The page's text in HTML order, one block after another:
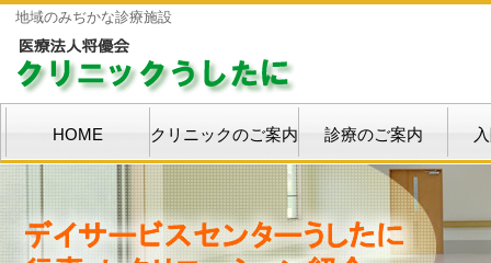
地域のみぢかな診療施設
HOME クリニックのご案内 診療のご案内